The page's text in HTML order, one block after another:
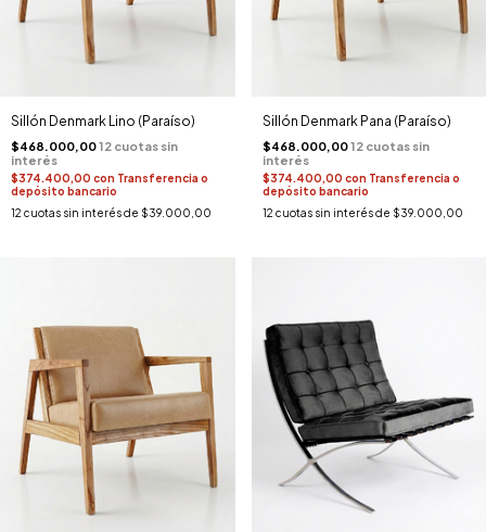
Sillón Denmark Lino (Paraíso)
$468.000,00
$374.400,00 con Transferencia o
depósito bancario
12 cuotas sin interés de $39.000,00
Sillón Denmark Pana (Paraíso)
$468.000,00
$374.400,00 con Transferencia o
depósito bancario
12 cuotas sin interés de $39.000,00